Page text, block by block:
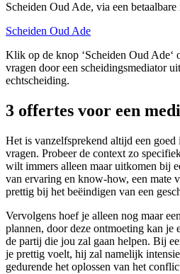
Scheiden Oud Ade, via een betaalbare
Scheiden Oud Ade
Klik op de knop ‘Scheiden Oud Ade‘
vragen door een scheidingsmediator
echtscheiding.
3 offertes voor een
Het is vanzelfsprekend altijd een goed
vragen. Probeer de context zo
wilt immers alleen maar uitkomen bij
van ervaring en know-how, een mate
prettig bij het beëindigen van een
Vervolgens hoef je alleen nog maar
plannen, door deze ontmoeting kan je
de partij die jou zal gaan helpen. Bij
je prettig voelt, hij zal namelijk
gedurende het oplossen van het